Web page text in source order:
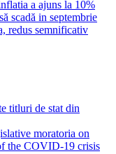
a ajuns la 10%
scadă in septembrie
redus semnificativ
titluri de stat din
moratoria on
the COVID-19 crisis